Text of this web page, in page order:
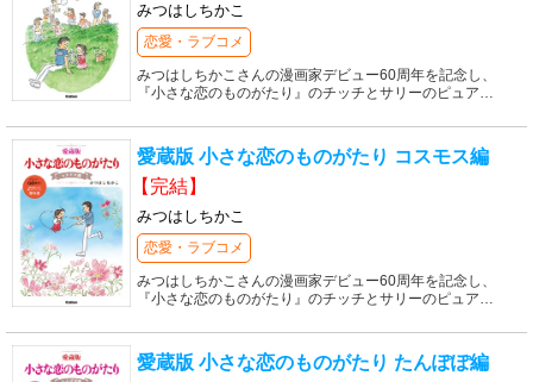
みつはしちかこ
恋愛・ラブコメ
みつはしちかこさんの漫画家デビュー60周年を記念し、
『小さな恋のものがたり』のチッチとサリーのピュア…
愛蔵版 小さな恋のものがたり コスモス編
【完結】
みつはしちかこ
恋愛・ラブコメ
みつはしちかこさんの漫画家デビュー60周年を記念し、
『小さな恋のものがたり』のチッチとサリーのピュア…
愛蔵版 小さな恋のものがたり たんぽぽ編